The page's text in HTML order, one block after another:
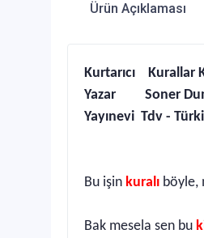
Ürün Açıklaması
Kurtarıcı Kurallar
Yazar Soner
Yayınevi Tdv -
Bu işin kuralı böyle,
Bak mesela sen bu